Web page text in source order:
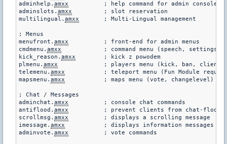
adminhelp. amxx
adminslots. amxx
multilingual. amxx
; Menus
menufront. amxx
cmdmenu. amxx
kick_reason. amxx
        ; kick z powodem
plmenu. amxx
telemenu. amxx
mapsmenu. amxx
; Chat / Messages
adminchat. amxx
antiflood. amxx
scrollmsg. amxx
imessage. amxx
adminvote. amxx